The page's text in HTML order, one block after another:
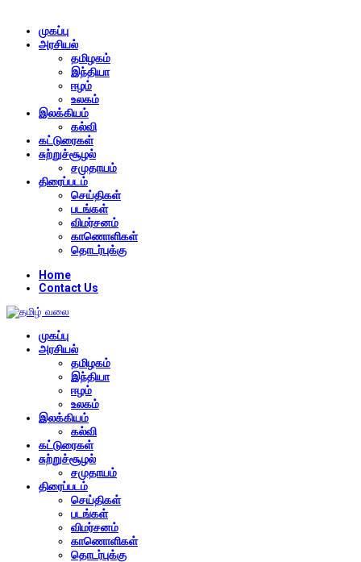
முகப்பு
அரசியல்
தமிழகம்
இந்தியா
ஈழம்
உலகம்
இலக்கியம்
கல்வி
கட்டுரைகள்
சுற்றுச்சூழல்
சமுதாயம்
திரைப்படம்
செய்திகள்
படங்கள்
விமர்சனம்
காணொளிகள்
தொடர்புக்கு
Home
Contact Us
முகப்பு
அரசியல்
தமிழகம்
இந்தியா
ஈழம்
உலகம்
இலக்கியம்
கல்வி
கட்டுரைகள்
சுற்றுச்சூழல்
சமுதாயம்
திரைப்படம்
செய்திகள்
படங்கள்
விமர்சனம்
காணொளிகள்
தொடர்புக்கு